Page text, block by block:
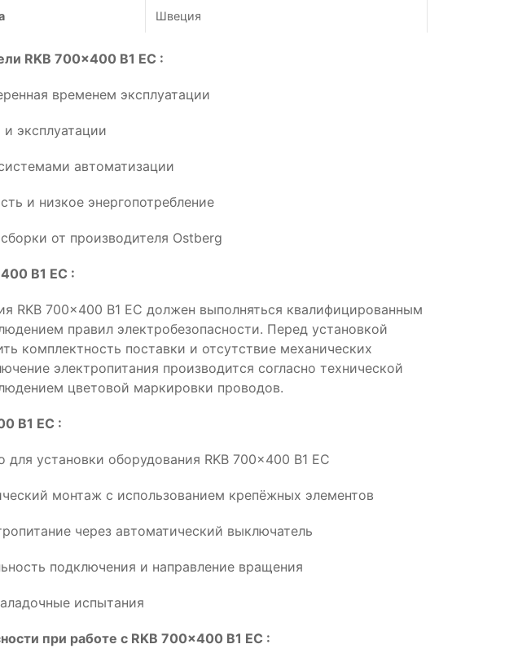
Швеция
RKB 700x400 B1 EC :
временем эксплуатации
эксплуатации
автоматизации
и низкое энергопотребление
от производителя Ostberg
B1 EC :
RKB 700x400 B1 EC должен выполняться квалифицированным
правил электробезопасности. Перед установкой
комплектность поставки и отсутствие механических
электропитания производится согласно технической
цветовой маркировки проводов.
B1 EC :
для установки оборудования RKB 700x400 B1 EC
монтаж с использованием крепёжных элементов
через автоматический выключатель
подключения и направление вращения
испытания
при работе с RKB 700x400 B1 EC :